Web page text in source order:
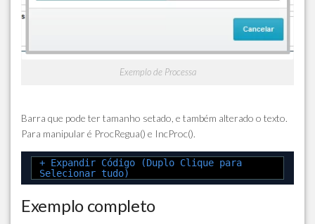
Exemplo de Processa
Barra que pode ter tamanho setado, e também alterado o texto.
Para manipular é ProcRegua() e IncProc().
+ Expandir Código (Duplo Clique para
Selecionar tudo)
Exemplo completo